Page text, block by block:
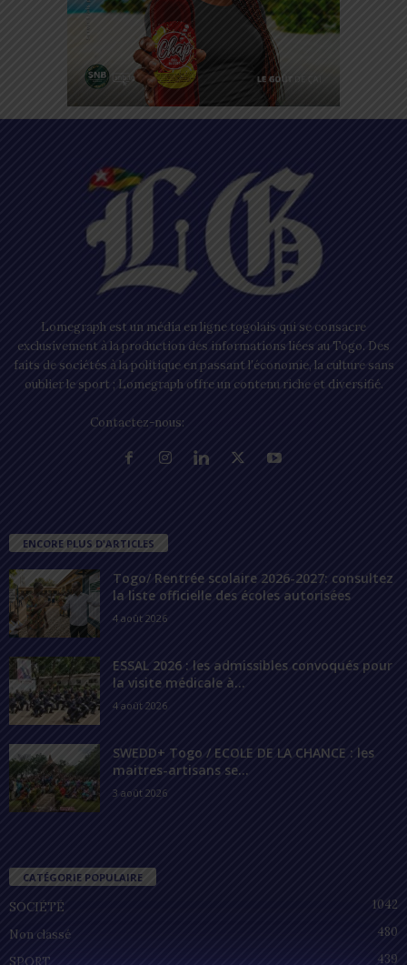
Lomegraph est un média en ligne togolais qui se consacre
exclusivement à la production des informations liées au Togo. Des
faits de sociétés à la politique en passant l’économie, la culture sans
oublier le sport ; Lomegraph offre un contenu riche et diversifié.
Contactez-nous:
ENCORE PLUS D'ARTICLES
Togo/ Rentrée scolaire 2026-2027: consultez
la liste officielle des écoles autorisées
4 août 2026
ESSAL 2026 : les admissibles convoqués pour
la visite médicale à...
4 août 2026
SWEDD+ Togo / ECOLE DE LA CHANCE : les
maitres-artisans se...
3 août 2026
CATÉGORIE POPULAIRE
SOCIÉTÉ
1042
Non classé
480
SPORT
439